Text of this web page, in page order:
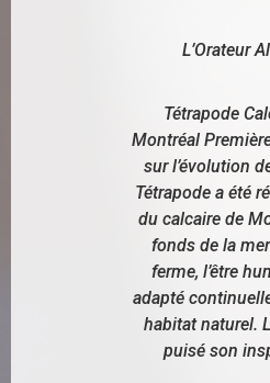
L’Orateur
Tétrapode
Montréal
sur l’évolution
Tétrapode a été
du calcaire de
fonds de la
ferme, l’être
adapté
habitat naturel.
puisé son